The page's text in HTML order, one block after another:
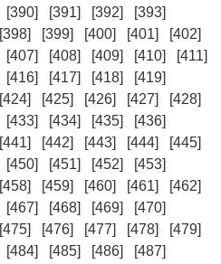
[390] [391] [392]
[393]
[398] [399] [400] [401]
[402]
[407] [408] [409] [410]
[411]
[416] [417] [418]
[419]
[424] [425] [426] [427]
[428]
[433] [434] [435]
[436]
[441] [442] [443] [444]
[445]
[450] [451] [452]
[453]
[458] [459] [460] [461]
[462]
[467] [468] [469]
[470]
[475] [476] [477] [478]
[479]
[484] [485] [486]
[487]